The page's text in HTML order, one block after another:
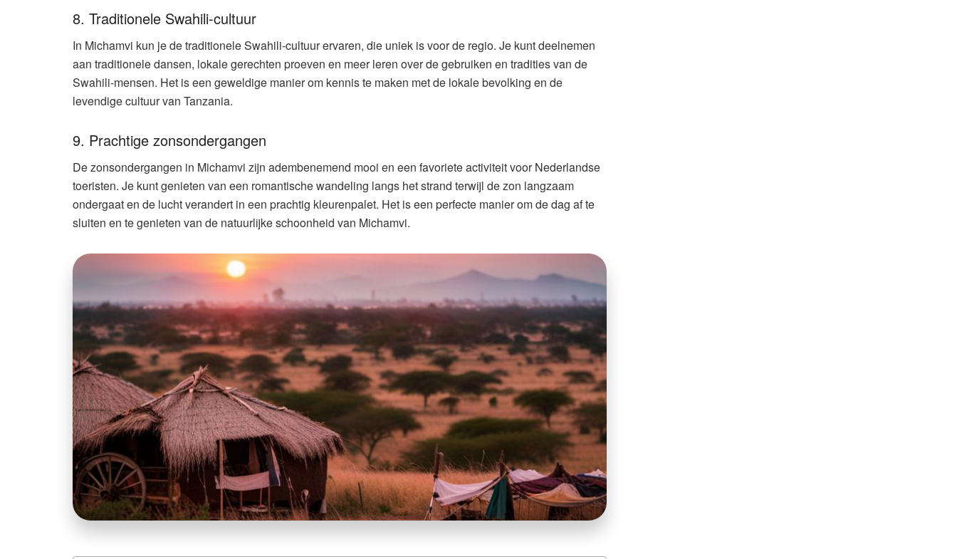
8. Traditionele Swahili-cultuur
In Michamvi kun je de traditionele Swahili-cultuur ervaren, die uniek is voor de regio. Je kunt deelnemen
aan traditionele dansen, lokale gerechten proeven en meer leren over de gebruiken en tradities van de
Swahili-mensen. Het is een geweldige manier om kennis te maken met de lokale bevolking en de
levendige cultuur van Tanzania.
9. Prachtige zonsondergangen
De zonsondergangen in Michamvi zijn adembenemend mooi en een favoriete activiteit voor Nederlandse
toeristen. Je kunt genieten van een romantische wandeling langs het strand terwijl de zon langzaam
ondergaat en de lucht verandert in een prachtig kleurenpalet. Het is een perfecte manier om de dag af te
sluiten en te genieten van de natuurlijke schoonheid van Michamvi.